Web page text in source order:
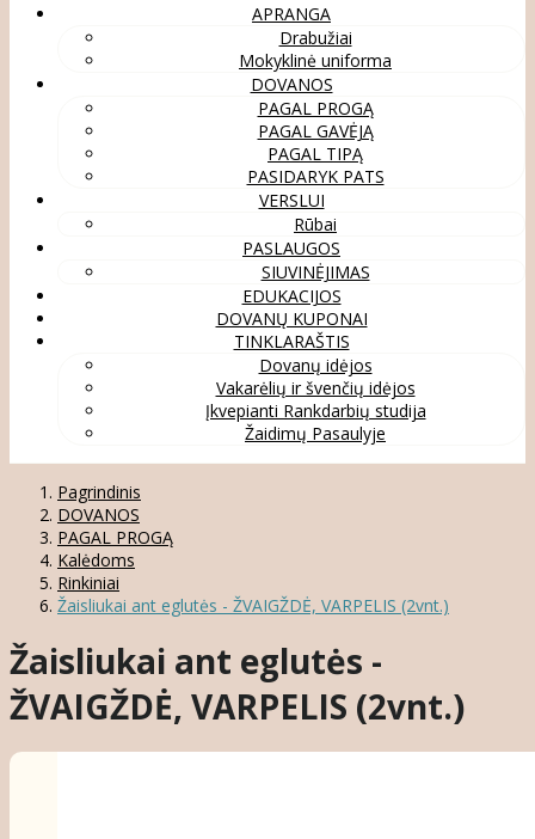
APRANGA
Drabužiai
Mokyklinė uniforma
DOVANOS
PAGAL PROGĄ
PAGAL GAVĖJĄ
PAGAL TIPĄ
PASIDARYK PATS
VERSLUI
Rūbai
PASLAUGOS
SIUVINĖJIMAS
EDUKACIJOS
DOVANŲ KUPONAI
TINKLARAŠTIS
Dovanų idėjos
Vakarėlių ir švenčių idėjos
Įkvepianti Rankdarbių studija
Žaidimų Pasaulyje
Pagrindinis
DOVANOS
PAGAL PROGĄ
Kalėdoms
Rinkiniai
Žaisliukai ant eglutės - ŽVAIGŽDĖ, VARPELIS (2vnt.)
Žaisliukai ant eglutės -
ŽVAIGŽDĖ, VARPELIS (2vnt.)